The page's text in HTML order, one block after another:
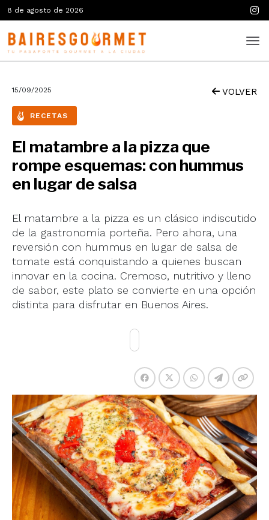
8 de agosto de 2026
15/09/2025 VOLVER
RECETAS
El matambre a la pizza que
rompe esquemas: con hummus
en lugar de salsa
El matambre a la pizza es un clásico indiscutido
de la gastronomía porteña. Pero ahora, una
reversión con hummus en lugar de salsa de
tomate está conquistando a quienes buscan
innovar en la cocina. Cremoso, nutritivo y lleno
de sabor, este plato se convierte en una opción
distinta para disfrutar en Buenos Aires.